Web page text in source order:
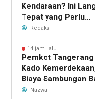
Kendaraan? Ini
Tepat yang Perlu
Dilakukan
Redaksi
14 jam lalu
Pemkot
Kado
Biaya Sambungan
Air Bersih Dipangkas
Nazwa